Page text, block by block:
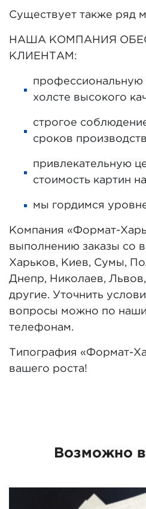
Существует также ряд
НАША КОМПАНИЯ
КЛИЕНТАМ:
профессиональную
холсте высокого
строгое
сроков
привлекательную
стоимость картин
мы гордимся
Компания «Формат-
выполнению заказы со
Харьков, Киев, Сумы,
Днепр, Николаев,
другие. Уточнить
вопросы можно по
телефонам.
Типография «Формат-
вашего роста!
Возможно